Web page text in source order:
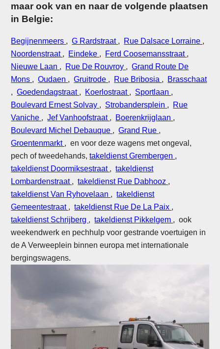
maar ook van en naar de volgende plaatsen
in Belgie:
Begijnenmeers ,G Rardstraat , Rue Dalsace Lorraine ,
Noordenstraat , Eindeke , Ferd Coosemansstraat ,
Nieuwe Laan , Rue De Rouvroy ,Grand Route De
Mons ,Oudaen ,Gruitrode , Rue Bribosia , Brasschaat
,Goedendagstraat , Koerlostraat , Sportlaan ,
Boulevard Ernest Solvay , Strobandersplein , Rue
Vaniche ,Jef Vanhoofstraat , Boerenkrijglaan ,
Boulevard Michel Debauque ,Grand Rue ,
Groentenmarkt , en voor deze wagens met ongeval,
pech of tweedehands,takeldienst Grembergen ,
takeldienst Doormiksestraat ,takeldienst
Lombardenstraat ,takeldienst Rue Dabhooz ,
takeldienst Van Ryhovelaan ,takeldienst
Gemeentestraat ,takeldienst Rue De La Paix ,
takeldienst Schrijberg ,takeldienst Pikkelgem , ook
weekendwerk en pechhulp voor gestrande voertuigen in
de A Verweeplein binnen europa met internationale
bergingswagens.